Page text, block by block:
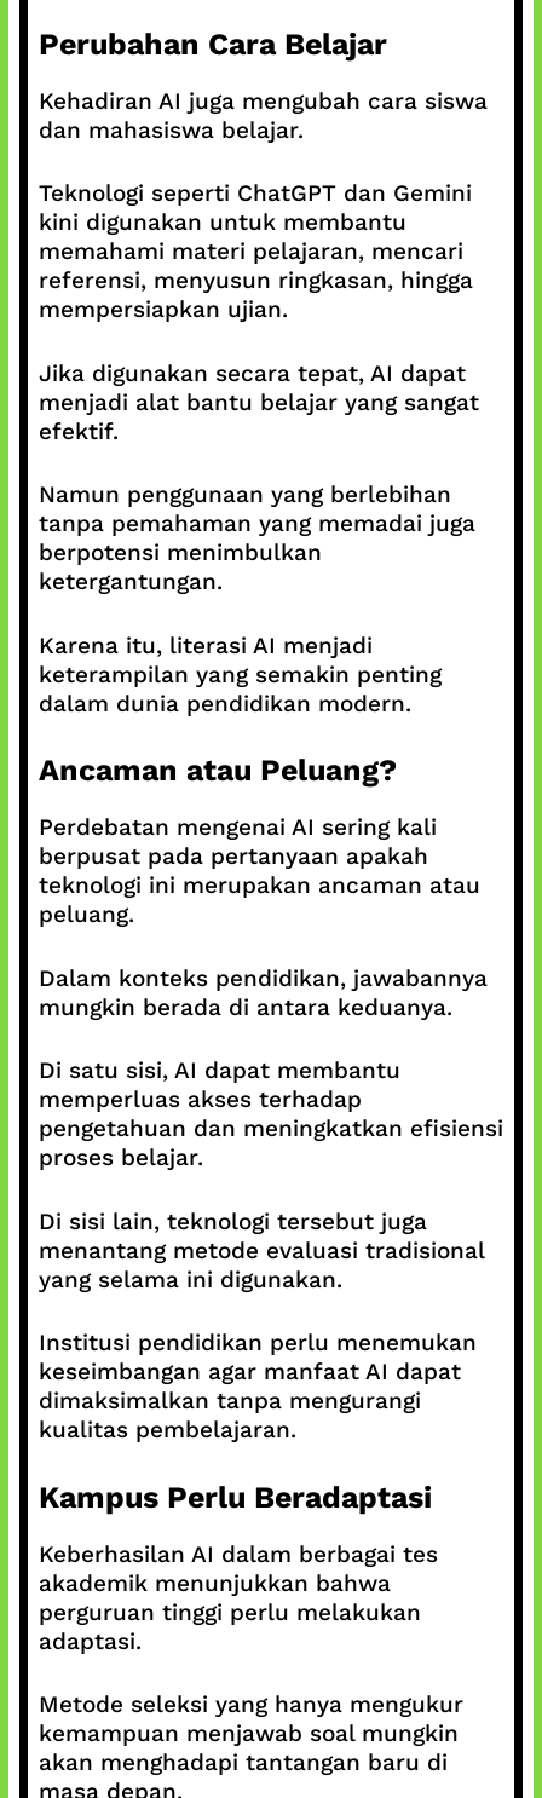
Perubahan Cara Belajar
Kehadiran AI juga mengubah cara siswa
dan mahasiswa belajar.
Teknologi seperti ChatGPT dan Gemini
kini digunakan untuk membantu
memahami materi pelajaran, mencari
referensi, menyusun ringkasan, hingga
mempersiapkan ujian.
Jika digunakan secara tepat, AI dapat
menjadi alat bantu belajar yang sangat
efektif.
Namun penggunaan yang berlebihan
tanpa pemahaman yang memadai juga
berpotensi menimbulkan
ketergantungan.
Karena itu, literasi AI menjadi
keterampilan yang semakin penting
dalam dunia pendidikan modern.
Ancaman atau Peluang?
Perdebatan mengenai AI sering kali
berpusat pada pertanyaan apakah
teknologi ini merupakan ancaman atau
peluang.
Dalam konteks pendidikan, jawabannya
mungkin berada di antara keduanya.
Di satu sisi, AI dapat membantu
memperluas akses terhadap
pengetahuan dan meningkatkan efisiensi
proses belajar.
Di sisi lain, teknologi tersebut juga
menantang metode evaluasi tradisional
yang selama ini digunakan.
Institusi pendidikan perlu menemukan
keseimbangan agar manfaat AI dapat
dimaksimalkan tanpa mengurangi
kualitas pembelajaran.
Kampus Perlu Beradaptasi
Keberhasilan AI dalam berbagai tes
akademik menunjukkan bahwa
perguruan tinggi perlu melakukan
adaptasi.
Metode seleksi yang hanya mengukur
kemampuan menjawab soal mungkin
akan menghadapi tantangan baru di
masa depan.